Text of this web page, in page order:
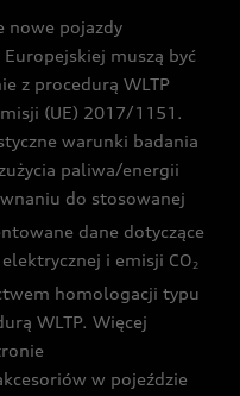
nowe pojazdy
muszą być
z procedurą WLTP
(UE) 2017/1151.
warunki badania
paliwa/energii
do stosowanej
dane dotyczące
i emisji CO2
homologacji typu
WLTP. Więcej
w pojeździe